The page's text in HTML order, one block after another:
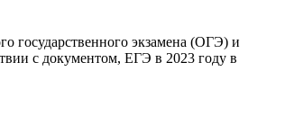
государственного экзамена (ОГЭ) и
с документом, ЕГЭ в 2023 году в